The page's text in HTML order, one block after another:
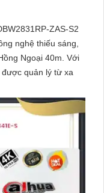
ZAS-S2
nghệ thiếu sáng,
Ngoại 40m. Với
quản lý từ xa